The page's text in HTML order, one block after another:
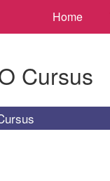
Home
Cursus